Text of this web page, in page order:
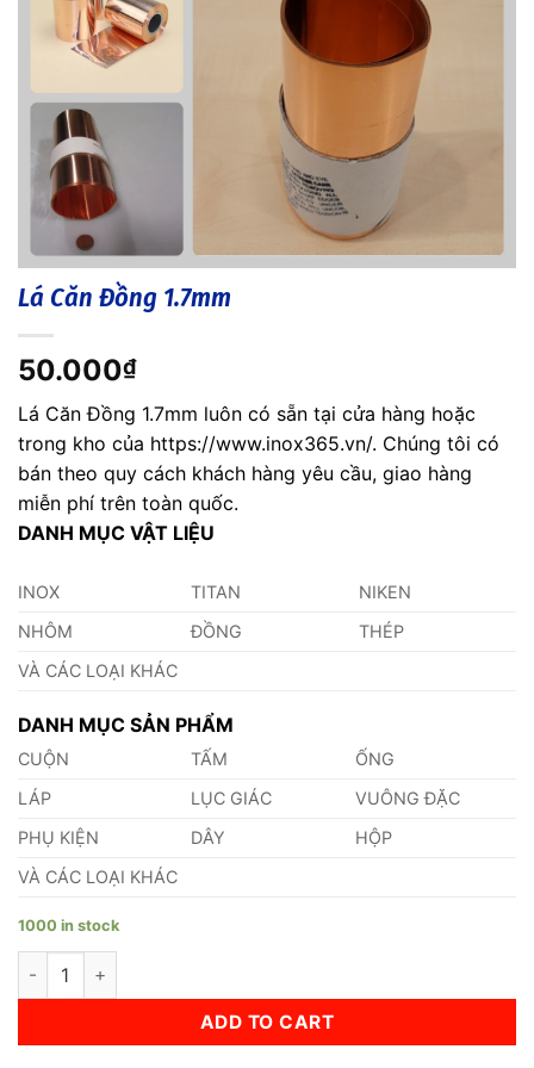
Lá Căn Đồng 1.7mm
50.000₫
Lá Căn Đồng 1.7mm luôn có sẵn tại cửa hàng hoặc
trong kho của https://www.inox365.vn/. Chúng tôi có
bán theo quy cách khách hàng yêu cầu, giao hàng
miễn phí trên toàn quốc.
DANH MỤC VẬT LIỆU
INOX TITAN
NIKEN
NHÔM
ĐỒNG
THÉP
VÀ CÁC LOẠI KHÁC
DANH MỤC SẢN PHẨM
CUỘN TẤM
ỐNG
LÁP
LỤC GIÁC
VUÔNG ĐẶC
PHỤ KIỆN
DÂY
HỘP
VÀ CÁC LOẠI KHÁC
1000 in stock
Lá Căn Đồng 1.7mm quantity
ADD TO CART